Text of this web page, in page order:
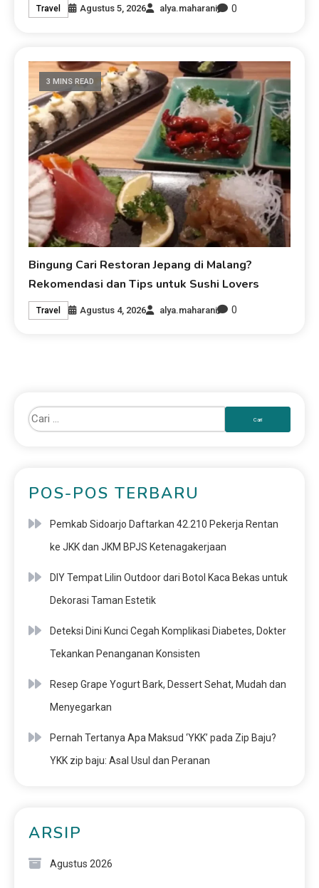
Travel Agustus 5, 2026 alya.maharani 0
3 MINS READ
Bingung Cari Restoran Jepang di Malang?
Rekomendasi dan Tips untuk Sushi Lovers
Travel Agustus 4, 2026 alya.maharani 0
POS-POS TERBARU
Pemkab Sidoarjo Daftarkan 42.210 Pekerja Rentan
ke JKK dan JKM BPJS Ketenagakerjaan
DIY Tempat Lilin Outdoor dari Botol Kaca Bekas untuk
Dekorasi Taman Estetik
Deteksi Dini Kunci Cegah Komplikasi Diabetes, Dokter
Tekankan Penanganan Konsisten
Resep Grape Yogurt Bark, Dessert Sehat, Mudah dan
Menyegarkan
Pernah Tertanya Apa Maksud ‘YKK’ pada Zip Baju?
YKK zip baju: Asal Usul dan Peranan
ARSIP
Agustus 2026